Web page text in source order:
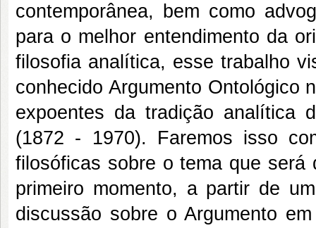
contemporânea, bem como
para o melhor entendimento da
filosofia analítica, esse trabalho
conhecido Argumento Ontológico
expoentes da tradição analítica
(1872 - 1970). Faremos isso
filosóficas sobre o tema que será
primeiro momento, a partir de
discussão sobre o Argumento